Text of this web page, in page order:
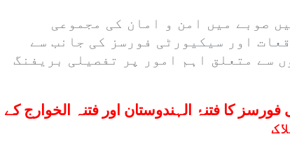
صوبے میں امن و امان کی مجموعی
اور سیکیورٹی فورسز کی جانب سے
سے متعلق اہم امور پر تفصیلی بریفنگ
کا فتنۂ الہندوستان اور فتنہ الخوارج کے